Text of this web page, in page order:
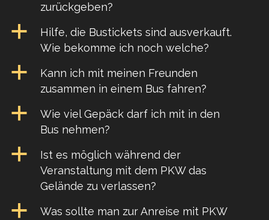
zurückgeben?
a
Hilfe, die Bustickets sind ausverkauft.
Wie bekomme ich noch welche?
a
Kann ich mit meinen Freunden
zusammen in einem Bus fahren?
a
Wie viel Gepäck darf ich mit in den
Bus nehmen?
a
Ist es möglich während der
Veranstaltung mit dem PKW das
Gelände zu verlassen?
a
Was sollte man zur Anreise mit PKW